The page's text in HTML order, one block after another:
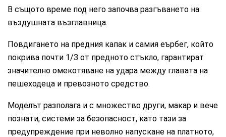
В същото време под него започва разгъването на
въздушната възглавница.
Повдигането на предния капак и самия еърбег, който
покрива почти 1/3 от предното стъкло, гарантират
значително омекотяване на удара между главата на
пешеходеца и превозното средство.
Моделът разполага и с множество други, макар и вече
познати, системи за безопасност, като тази за
предупреждение при неволно напускане на платното,